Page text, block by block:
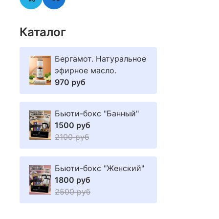
Каталог
Бергамот. Натуральное
эфирное масло.
970 руб
Бьюти-бокс "Банный"
1500 руб
2100 руб
Бьюти-бокс "Женский"
1800 руб
2500 руб